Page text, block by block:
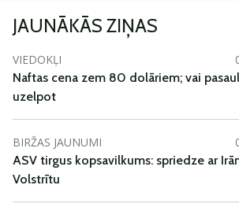
JAUNĀKĀS ZIŅAS
VIEDOKĻI
Naftas cena zem 80 dolāriem; vai
uzelpot
BIRŽAS JAUNUMI
ASV tirgus kopsavilkums: spriedze ar
Volstrītu